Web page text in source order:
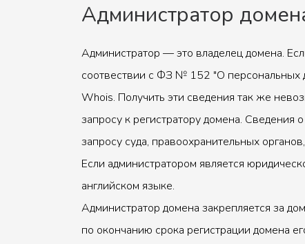
Администратор
Администратор — это владелец домена.
соотвествии с ФЗ № 152 "О
Whois. Получить эти сведения так же
запросу к регистратору домена. Сведения
запросу суда, правоохранительных
Если администратором является
английском языке.
Администратор домена закрепляется за
по окончанию срока регистрации домена